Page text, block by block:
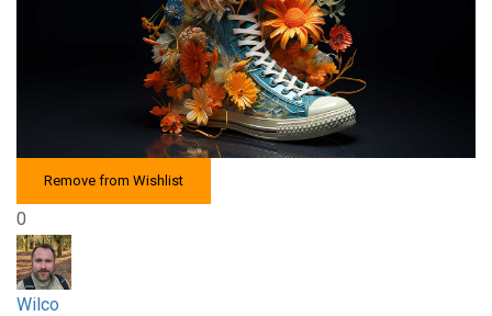
Remove from Wishlist
0
Wilco